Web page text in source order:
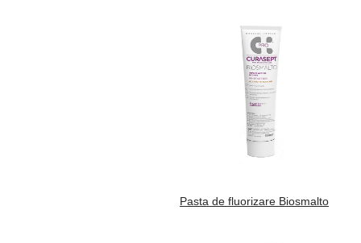
Pasta de fluorizare Biosmalto